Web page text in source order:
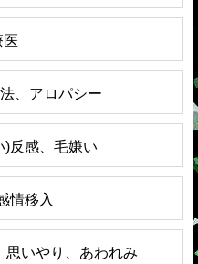
、アロパシー
反感、毛嫌い
情移入
いやり、あわれみ